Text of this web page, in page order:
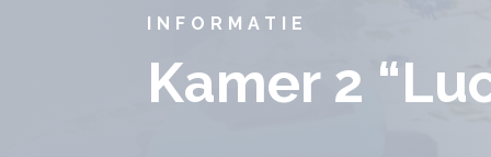
INFORMATIE
Kamer 2